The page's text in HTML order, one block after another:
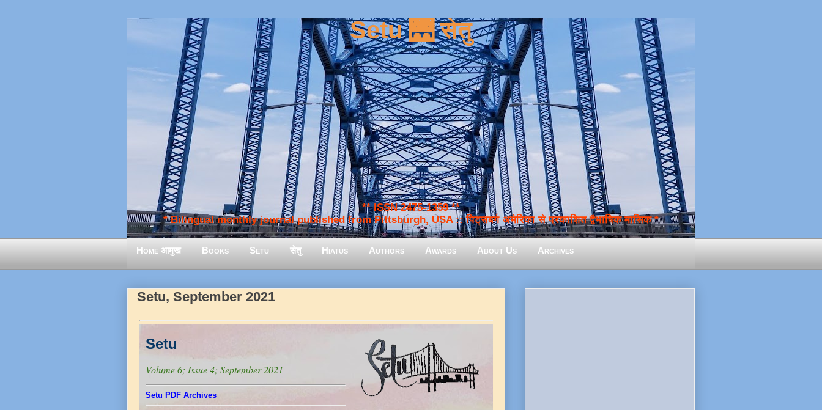
Setu 🌉 सेतु
** ISSN 2475-1359 **
* Bilingual monthly journal published from Pittsburgh, USA :: पिट्सबर्ग अमेरिका से प्रकाशित द्वैभाषिक मासिक *
Home आमुख Books Setu सेतु Hiatus Authors Awards About Us Archives
Setu, September 2021
Setu
Volume 6; Issue 4; September 2021
Setu PDF Archives